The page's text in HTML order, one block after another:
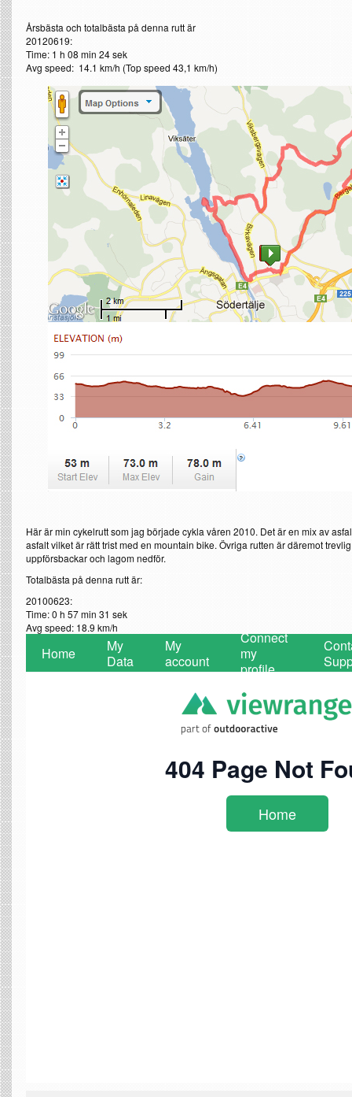
Årsbästa och totalbästa på denna rutt är
20120619:
Time: 1 h 08 min 24 sek
Avg speed: 14.1 km/h (Top speed 43,1 km/h)
Här är min cykelrutt som jag började cykla våren 2010. Det är en mix av
asfalt vilket är rätt trist med en mountain bike. Övriga rutten är däremot
uppförsbackar och lagom nedför.
Totalbästa på denna rutt är:
20100623:
Time: 0 h 57 min 31 sek
Avg speed: 18.9 km/h